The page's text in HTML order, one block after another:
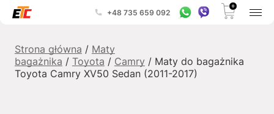
+48 735 659 092
0
Strona główna / Maty
bagażnika / Toyota / Camry / Maty do bagażnika
Toyota Camry XV50 Sedan (2011-2017)